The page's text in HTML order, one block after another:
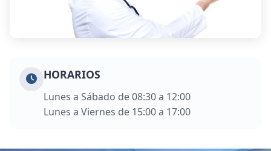
HORARIOS
Lunes a Sábado de 08:30 a 12:00
Lunes a Viernes de 15:00 a 17:00